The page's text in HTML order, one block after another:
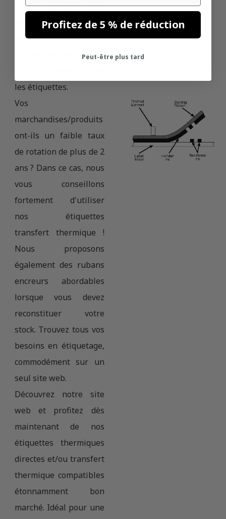
claires pendant une
période plus longue. En
revanche, un ruban
encreur est nécessaire
les étiquettes.
Vos
marchandises/produits
ont-ils un faible taux
de rotation de plus de 2
ans ? Dans ce cas, nous
vous conseillons
fortement d'utiliser
nos étiquettes
transfert thermique !
Nous proposons
également des rubans
encreurs abordables
lorsque vous devez
reconstituer votre
stock. Trouvez tous vos
besoins en étiquetage,
commodément sur un
seul site web.
Découvrez notre site
web et profitez dès
maintenant de nos
étiquettes thermiques
directes et/ou transfert
thermique compatibles
étonnamment bon
marché. Idéal pour une
Profitez de 5 % de réduction
Peut-être plus tard